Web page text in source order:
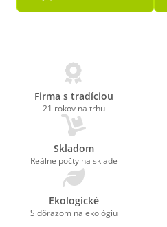
Firma s tradíciou
21 rokov na trhu
Skladom
Reálne počty na sklade
Ekologické
S dôrazom na ekológiu